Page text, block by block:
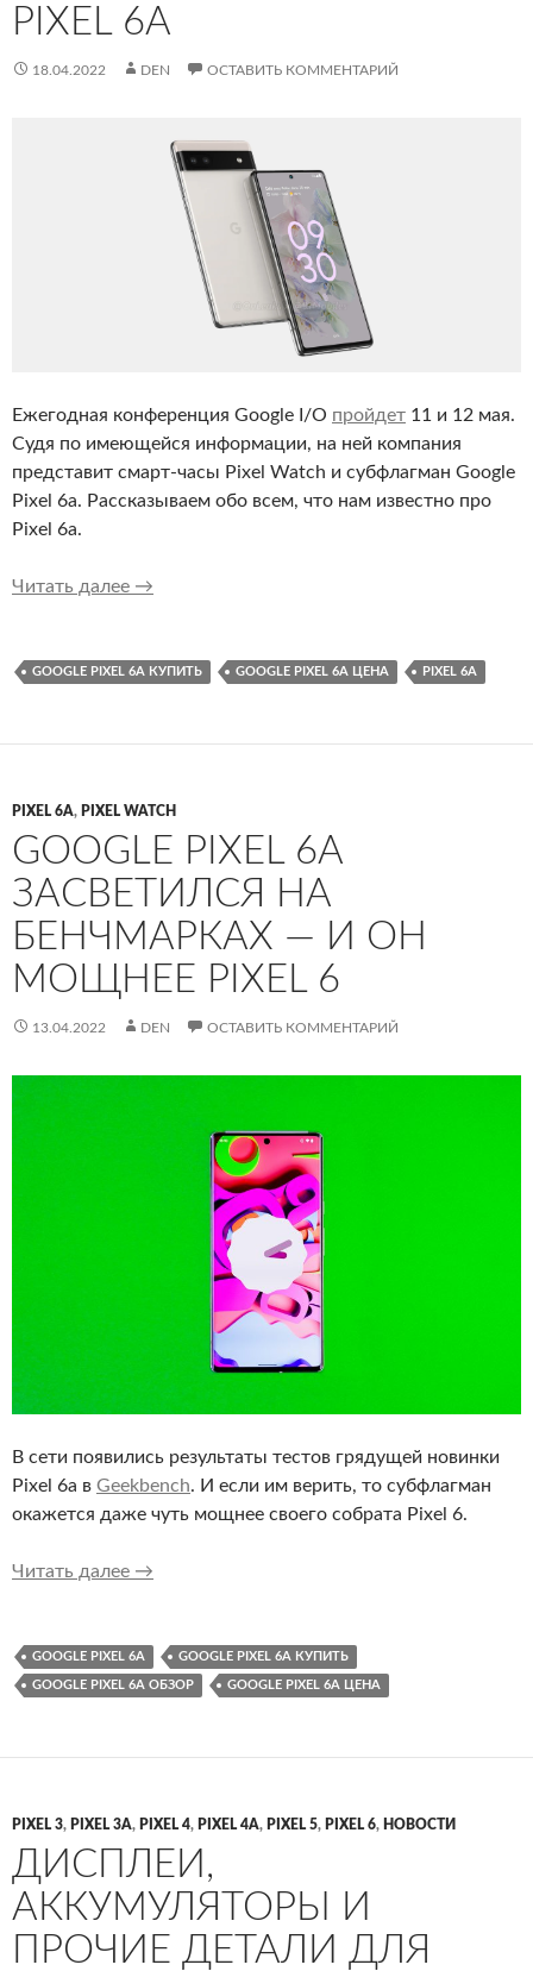
PIXEL 6A
18.04.2022 DEN ОСТАВИТЬ КОММЕНТАРИЙ
Ежегодная конференция Google I/O пройдет 11 и 12 мая.
Судя по имеющейся информации, на ней компания
представит смарт-часы Pixel Watch и субфлагман Google
Pixel 6a. Рассказываем обо всем, что нам известно про
Pixel 6a.
Читать далее Все технические характеристики и
→
GOOGLE PIXEL 6A КУПИТЬ GOOGLE PIXEL 6A ЦЕНА PIXEL 6A
PIXEL 6A, PIXEL WATCH
GOOGLE PIXEL 6A
ЗАСВЕТИЛСЯ НА
БЕНЧМАРКАХ — И ОН
МОЩНЕЕ PIXEL 6
13.04.2022 DEN ОСТАВИТЬ КОММЕНТАРИЙ
В сети появились результаты тестов грядущей новинки
Pixel 6a в Geekbench. И если им верить, то субфлагман
окажется даже чуть мощнее своего собрата Pixel 6.
Читать далее Google Pixel 6a засветился на бенчмарках —
→
GOOGLE PIXEL 6A GOOGLE PIXEL 6A КУПИТЬ
GOOGLE PIXEL 6A ОБЗОР GOOGLE PIXEL 6A ЦЕНА
PIXEL 3, PIXEL 3A, PIXEL 4, PIXEL 4A, PIXEL 5, PIXEL 6, НОВОСТИ
ДИСПЛЕИ,
АККУМУЛЯТОРЫ И
ПРОЧИЕ ДЕТАЛИ ДЛЯ